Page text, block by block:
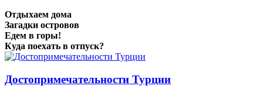
Отдыхаем дома
Загадки островов
Едем в горы!
Куда поехать в отпуск?
Достопримечательности Турции